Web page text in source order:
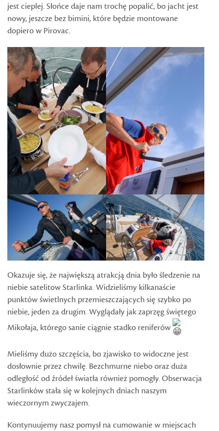
jest cieplej. Słońce daje nam trochę popalić, bo jacht jest
nowy, jeszcze bez bimini, które będzie montowane
dopiero w Pirovac.
Okazuje się, że największą atrakcją dnia było śledzenie na
niebie satelitow Starlinka. Widzieliśmy kilkanaście
punktów świetlnych przemieszczających się szybko po
niebie, jeden za drugim. Wyglądały jak zaprzęg świętego
Mikołaja, którego sanie ciągnie stadko reniferów
.
Mieliśmy dużo szczęścia, bo zjawisko to widoczne jest
dosłownie przez chwilę. Bezchmurne niebo oraz duża
odległość od źródeł światła również pomogły. Obserwacja
Starlinków stała się w kolejnych dniach naszym
wieczornym zwyczajem.
Kontynuujemy nasz pomysł na cumowanie w miejscach